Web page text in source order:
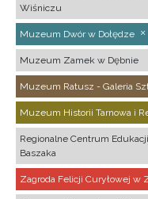
Wiśniczu
Muzeum Dwór w Dołędze
Muzeum Zamek w Dębnie
Muzeum Ratusz - Galeria
Muzeum Historii Tarnowa i
Regionalne Centrum
Baszaka
Zagroda Felicji Curyłowej w